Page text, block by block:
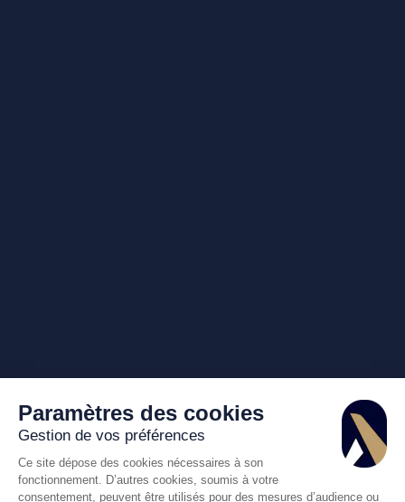
Paramètres des cookies
Gestion de vos préférences
Ce site dépose des cookies nécessaires à son
fonctionnement. D’autres cookies, soumis à votre
consentement, peuvent être utilisés pour des mesures d’audience ou